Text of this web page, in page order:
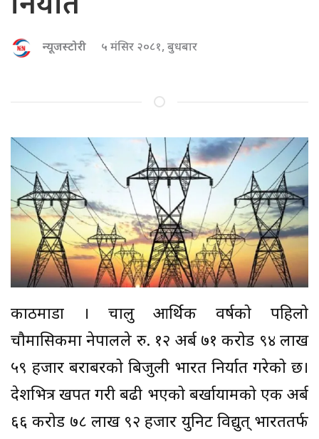
न्यूजस्टोरी ५ मंसिर २०८१, बुधबार
काठमाडौँ । चालु आर्थिक वर्षको पहिलो
चौमासिकमा नेपालले रु. १२ अर्ब ७१ करोड ९४ लाख
५९ हजार बराबरको बिजुली भारत निर्यात गरेको छ।
देशभित्र खपत गरी बढी भएको बर्खायामको एक अर्ब
६६ करोड ७८ लाख ९२ हजार युनिट विद्युत् भारततर्फ